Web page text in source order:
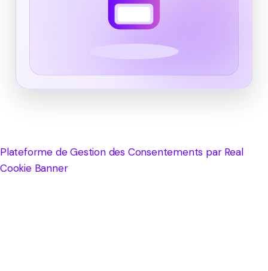
Plateforme de Gestion des Consentements par Real
Cookie Banner